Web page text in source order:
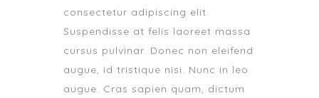
consectetur adipiscing elit.
Suspendisse at felis laoreet massa
cursus pulvinar. Donec non eleifend
augue, id tristique nisi. Nunc in leo
augue. Cras sapien quam, dictum